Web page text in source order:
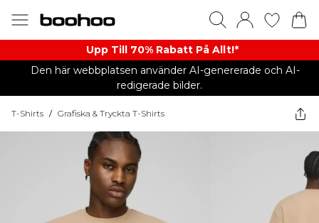
Upp Till 70% Rabatt På Allt!*
Den här webbplatsen använder AI-genererade och AI-
redigerade bilder.
T-Shirts / Grafiska & Tryckta T-Shirts